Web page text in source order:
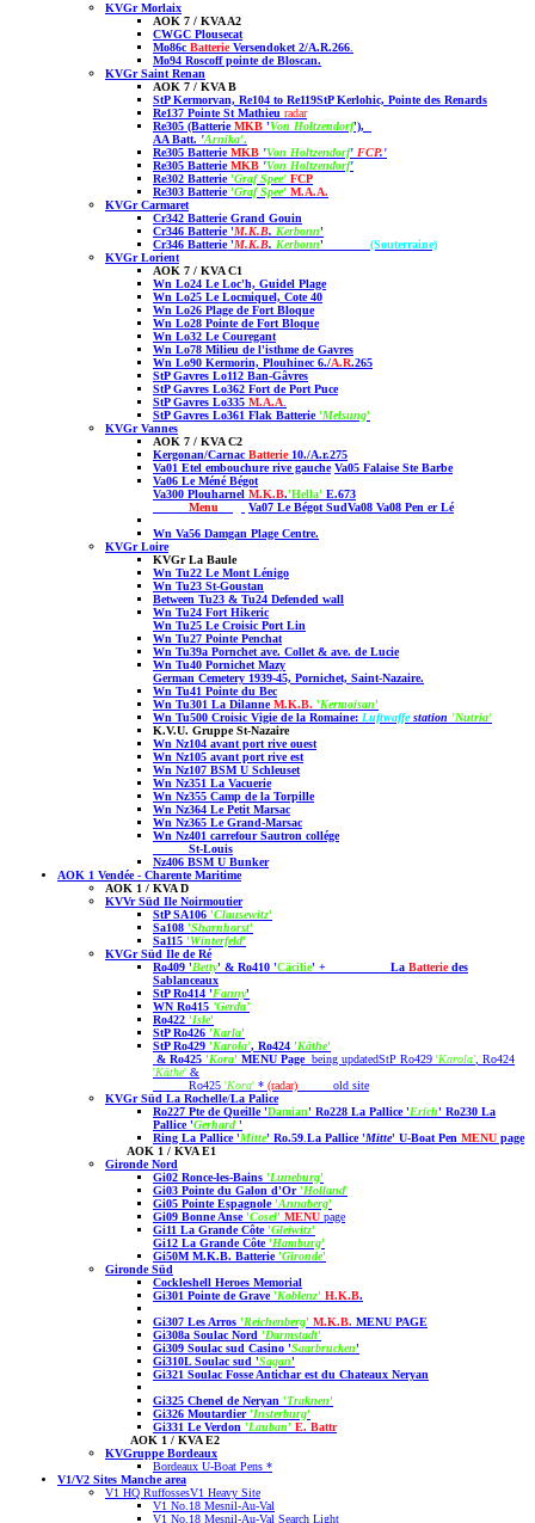
KVGr Morlaix
AOK 7 / KVA A2
CWGC Plousecat
Mo86c Batterie Versendoket 2/A.R.266
Mo94 Roscoffpointe de Bloscan.
KVGr Saint Renan
AOK 7 / KVA B
StP Kermorvan, Re104 to Re119StP Kerlohic, Pointe des Renards
Re137 Pointe St Mathieu radar
Re305 (BatterieMKB 'Von Holtzendorf'),
AA Batt. 'Arnika'.
Re305 BatterieMKB 'Von Holtzendorf' FCP.'
Re305 BatterieMKB 'Von Holtzendorf'
Re302 Batterie'Graf Spee' FCP
Re303 Batterie'Graf Spee' M.A.A.
KVGr Carmaret
Cr342 Batterie Grand Gouin
Cr346 Batterie 'M.K.B. Kerbonn'
Cr346 Batterie 'M.K.B. Kerbonn'
(Souterraine)
KVGr Lorient
AOK 7 / KVA C1
Wn Lo24 Le Loc'h, Guidel Plage
Wn Lo25 Le Locmiquel, Cote 40
Wn Lo26 Plage de Fort Bloque
Wn Lo28 Pointe de Fort Bloque
Wn Lo32 Le Couregant
Wn Lo78 Milieu de l'isthme de Gavres
Wn Lo90 Kermorin, Plouhinec 6./A.R.265
StP Gavres Lo112 Ban-Gâvres
StP Gavres Lo362 Fort de Port Puce
StP Gavres Lo335 M.A.A
StP Gavres Lo361 Flak Batterie'Melsung'
KVGr Vannes
AOK 7 / KVA C2
Kergonan/Carnac Batterie10./A.r.275
Va01 Etel embouchure rive gauche Va05 Falaise Ste Barbe
Va06 Le Méné Bégot
Va300 Plouharnel M.K.B.'Hella' E.673
Menu
Va07 Le Bégot SudVa08 Va08 Pen er Lé
Wn Va56 Damgan Plage Centre.
KVGr Loire
KVGr La Baule
Wn Tu22 Le Mont Lénigo
Wn Tu23 St-Goustan
Between Tu23 & Tu24 Defended wall
Wn Tu24 Fort Hikeric
Wn Tu25 Le Croisic Port Lin
Wn Tu27 Pointe Penchat
Wn Tu39a Pornchet ave. Collet & ave. de Lucie
Wn Tu40 Pornichet Mazy
German Cemetery 1939-45, Pornichet, Saint-Nazaire.
Wn Tu41 Pointe du Bec
Wn Tu301 La DilanneM.K.B. 'Kermoisan'
Wn Tu500 Croisic Vigie de la Romaine: Luftwaffestation 'Nutria'
K.V.U. Gruppe St-Nazaire
Wn Nz104 avant port rive ouest
Wn Nz105 avant port rive est
Wn Nz107 BSM U Schleuset
Wn Nz351 La Vacuerie
Wn Nz355 Camp de la Torpille
Wn Nz364 Le Petit Marsac
Wn Nz365 Le Grand-Marsac
Wn Nz401 carrefour Sautron collége
St-Louis
Nz406 BSM U Bunker
AOK 1 Vendée - Charente Maritime
AOK 1 / KVA D
KVVr Süd Ile Noirmoutier
StP SA106 'Clausewitz'
Sa108 'Sharnhorst'
Sa115 'Winterfeld'
KVGr Süd Île de Ré
Ro409 'Betty' & Ro410 'Cäcilie' + La Batteriedes
Sablanceaux
StP Ro414 'Fanny'
WN Ro415 ’Gerda’
Ro422 'Isle'
StP Ro426 'Karla'
StP Ro429 'Karola', Ro424 'Käthe'
& Ro425 'Kora' MENU Page being updatedStP Ro429 'Karola', Ro424
'Käthe' &
Ro425 'Kora' * (radar) old site
KVGr Süd La Rochelle/La Palice
Ro227 Pte de Queille 'Damian' Ro228 La Pallice 'Erich' Ro230 La
Pallice 'Gerhard '
Ring La Pallice 'Mitte' Ro.59 La Pallice 'Mitte' U-Boat Pen MENU page
AOK 1 / KVA E1
Gironde Nord
Gi02 Ronce-les-Bains 'Luneburg'
Gi03 Pointe du Galon d'Or'Holland'
Gi05 Pointe Espagnole'Annaberg'
Gi09 Bonne Anse'Cosel' MENU page
Gi11 La Grande Côte'Gleiwitz'
Gi12 La Grande Côte'Hamburg'
Gi50M M.K.B. Batterie'Gironde'
Gironde Süd
Cockleshell Heroes Memorial
Gi301 Pointe de Grave'Koblenz' H.K.B.
Gi307 Les Arros 'Reichenberg' M.K.B. MENU PAGE
Gi308a Soulac Nord 'Darmstadt'
Gi309 Soulac sud Casino 'Saarbrucken'
Gi310L Soulac sud 'Sagan'
Gi321 Soulac Fosse Antichar est du Chateaux Neryan
Gi325 Chenel de Neryan 'Traknen'
Gi326 Moutardier'Insterburg'
Gi331 Le Verdon 'Lauban' E. Battr
AOK 1 / KVA E2
KVGruppe Bordeaux
Bordeaux U-Boat Pens *
V1/V2 Sites Manche area
V1 HQ RuffossesV1 Heavy Site
V1 No.18 Mesnil-Au-Val
V1 No.18 Mesnil-Au-Val Search Light